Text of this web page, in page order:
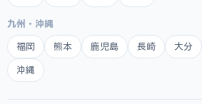
九州・沖縄
福岡 熊本 鹿児島 長崎 大分
沖縄